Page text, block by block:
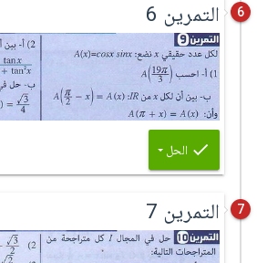
6 التمرين 6
الحل
7 التمرين 7